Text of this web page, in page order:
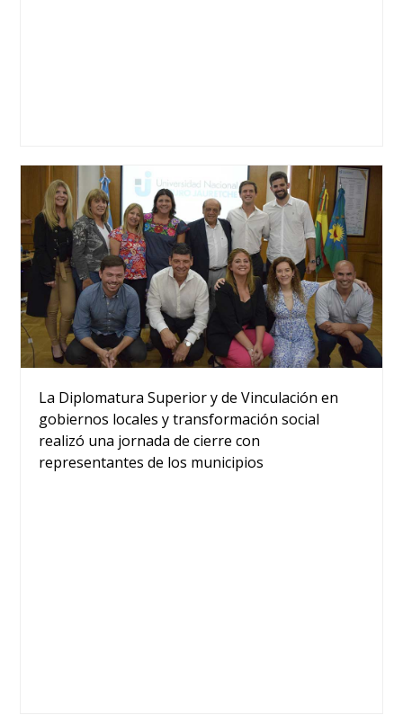
La Diplomatura Superior y de Vinculación en
gobiernos locales y transformación social
realizó una jornada de cierre con
representantes de los municipios